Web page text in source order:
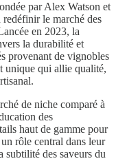
par Alex Watson et
redéfinir le marché des
en 2023, la
la durabilité et
provenant de vignobles
unique qui allie qualité,
de niche comparé à
des
haut de gamme pour
rôle central dans leur
subtilité des saveurs du